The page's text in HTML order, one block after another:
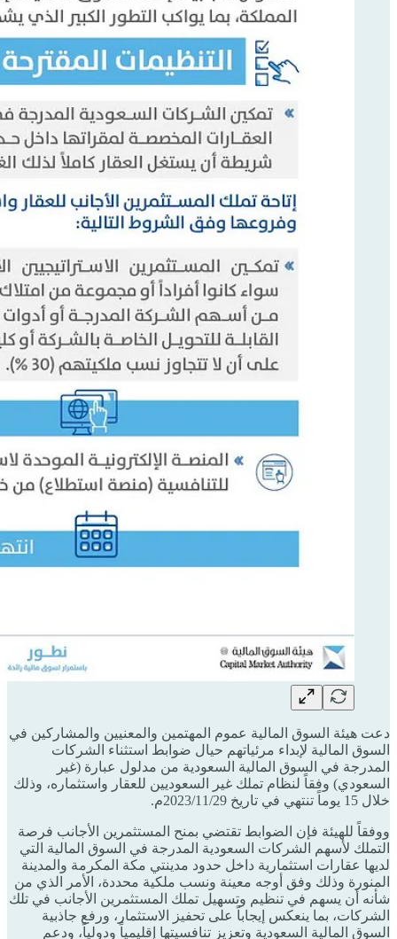
دعت هيئة السوق المالية عموم المهتمين والمعنيين والمشاركين في
السوق المالية لإبداء مرئياتهم حيال ضوابط استثناء الشركات
المدرجة في السوق المالية السعودية من مدلول عبارة (غير
السعودي) وفقاً لنظام تملك غير السعوديين للعقار واستثماره، وذلك
خلال 15 يوماً تنتهي في تاريخ 2023/11/29م.
ووفقاً للهيئة فإن الضوابط تقتضي بمنح المستثمرين الأجانب فرصة
التملك لأسهم الشركات السعودية المدرجة في السوق المالية التي
لديها عقارات استثمارية داخل حدود مدينتي مكة المكرمة والمدينة
المنورة وذلك وفق أوجه معينة ونسب ملكية محددة، الأمر الذي من
شأنه أن يسهم في تنظيم وتسهيل تملك المستثمرين الأجانب في تلك
الشركات، بما ينعكس إيجاباً على تحفيز الاستثمار، ورفع جاذبية
السوق المالية السعودية وتعزيز تنافسيتها إقليمياً ودولياً، ودعم